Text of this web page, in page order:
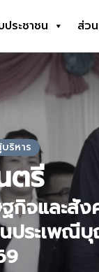
ประชาชน ส่ว
ริหาร
ตรี
ฐกิจและสั
ประเพณี